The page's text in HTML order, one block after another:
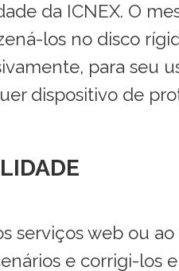
da ICNEX. O
los no disco
para seu
dispositivo de
serviços web ou
e corrigi-los